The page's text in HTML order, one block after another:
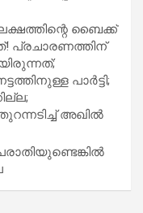
ബൈക്ക്
പ്രചാരണത്തിന്
പാര്‍ട്ടി;
അഖില്‍